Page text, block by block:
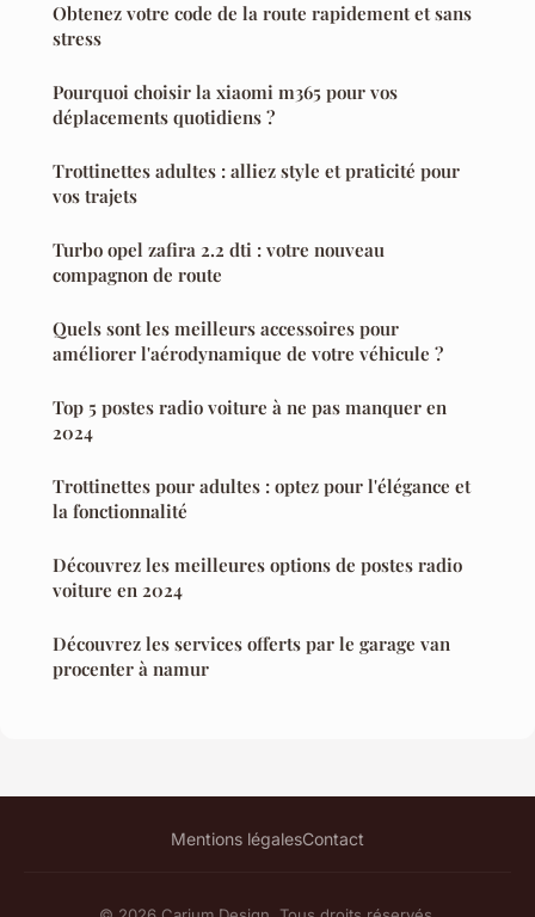
Obtenez votre code de la route rapidement et sans
stress
Pourquoi choisir la xiaomi m365 pour vos
déplacements quotidiens ?
Trottinettes adultes : alliez style et praticité pour
vos trajets
Turbo opel zafira 2.2 dti : votre nouveau
compagnon de route
Quels sont les meilleurs accessoires pour
améliorer l'aérodynamique de votre véhicule ?
Top 5 postes radio voiture à ne pas manquer en
2024
Trottinettes pour adultes : optez pour l'élégance et
la fonctionnalité
Découvrez les meilleures options de postes radio
voiture en 2024
Découvrez les services offerts par le garage van
procenter à namur
Mentions légalesContact